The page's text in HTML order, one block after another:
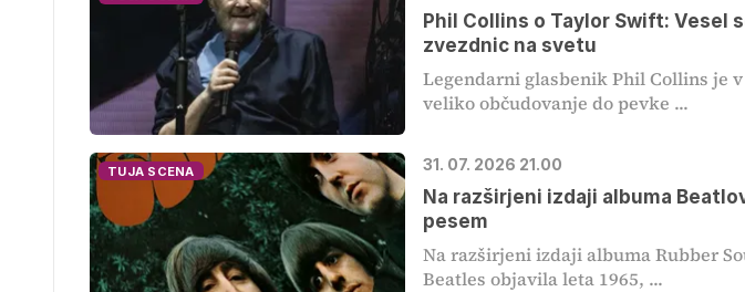
Phil Collins o Taylor Swift: Vesel
zvezdnic na svetu
Legendarni glasbenik Phil Collins je
veliko občudovanje do pevke ...
TUJA SCENA 31. 07. 2026 21.00
Na razširjeni izdaji albuma
pesem
Na razširjeni izdaji albuma Rubber
Beatles objavila leta 1965, ...